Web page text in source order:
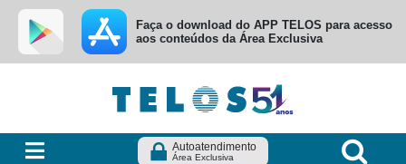
Ir para menu principal
Ir para conteúdo
Ir para busca
Faça o download do APP TELOS para acesso
aos conteúdos da Área Exclusiva
Autoatendimento
Área Exclusiva